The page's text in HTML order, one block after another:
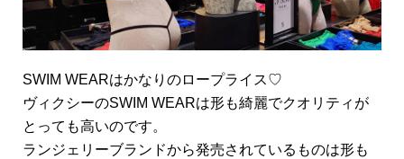
SWIM WEARはかなりのロープライス♡
ヴィクシーのSWIM WEARは形も綺麗でクオリティが
とっても高いのです。
ランジェリーブランドから発売されているものは形も